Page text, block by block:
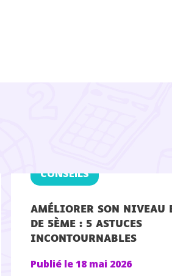
AMÉLIORER SON NIVEAU
DE 5ÈME : 5 ASTUCES
INCONTOURNABLES
CONSEILS
Publié le18 mai 2026